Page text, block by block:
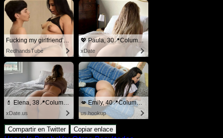
Fucking my girlfriend's hot mommy by mistake
RedhandsTube
💖 Paula, 30📍Columbus
xDate
💄 Elena, 38📍Columbus
xDate.us
💋 Emily, 40📍Columbus
us.hookup
Compartir en Twitter Copiar enlace